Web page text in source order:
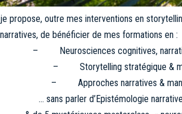
je propose, outre mes interventions en
narratives, de bénéficier de mes formations en :
– Neurosciences cognitives,
– Storytelling stratégique &
– Approches narratives &
… sans parler d’Epistémologie